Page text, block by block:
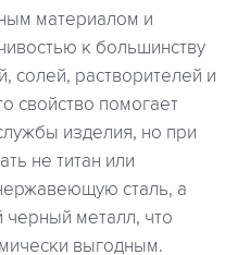
материалом и
к большинству
солей, растворителей и
свойство помогает
изделия, но при
не титан или
сталь, а
металл, что
выгодным.